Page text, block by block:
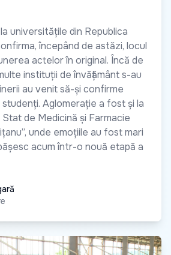
universitățile din Republica
începând de astăzi, locul
actelor în original. Încă de
instituții de învățământ s-au
au venit să-și confirme
Aglomerație a fost și la
de Medicină și Farmacie
unde emoțiile au fost mari
acum într-o nouă etapă a